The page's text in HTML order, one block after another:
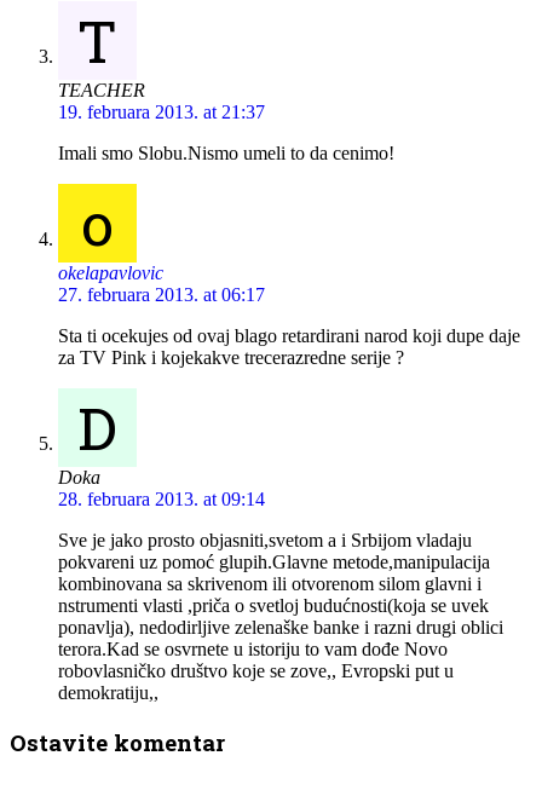
T
TEACHER
19. februara 2013. at 21:37
Imali smo Slobu.Nismo umeli to da cenimo!
o
okelapavlovic
27. februara 2013. at 06:17
Sta ti ocekujes od ovaj blago retardirani narod koji dupe daje
za TV Pink i kojekakve trecerazredne serije ?
D
Doka
28. februara 2013. at 09:14
Sve je jako prosto objasniti,svetom a i Srbijom vladaju
pokvareni uz pomoć glupih.Glavne metode,manipulacija
kombinovana sa skrivenom ili otvorenom silom glavni i
nstrumenti vlasti ,priča o svetloj budućnosti(koja se uvek
ponavlja), nedodirljive zelenaške banke i razni drugi oblici
terora.Kad se osvrnete u istoriju to vam dođe Novo
robovlasničko društvo koje se zove,, Evropski put u
demokratiju,,
Ostavite komentar